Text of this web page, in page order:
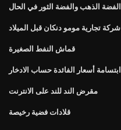
الفضة الذهب والفضة الثور في الحال
شركة تجارية مومو دنكان قبل الميلاد
قماش النفط الصغيرة
ابتسامة أسعار الفائدة حساب الادخار
مقرض الند للند على الانترنت
قلادات فضية رخيصة